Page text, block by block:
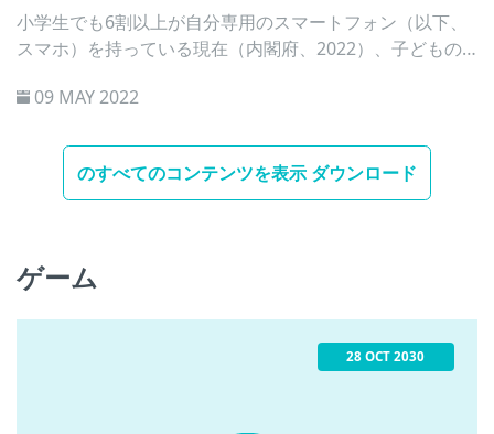
小学生でも6割以上が自分専用のスマートフォン（以下、
スマホ）を持っている現在（内閣府、2022）、子どもの
コミュニケーションのトラブルや長時間利用に目が向きが
ウェア感染です。利用者が気がつかないうちにスマホに不
審な動きをするアプリケーション（以下、アプリ）、いわ
ゆる不正アプリが侵入してしまうと、端末から利用者情報
かねません。子どもが不正アプリの被害者にならないため
に、家庭でもできる対策をご紹介します。
09 MAY 2022
のすべてのコンテンツを表示 ダウンロード
ゲーム
28 OCT 2030